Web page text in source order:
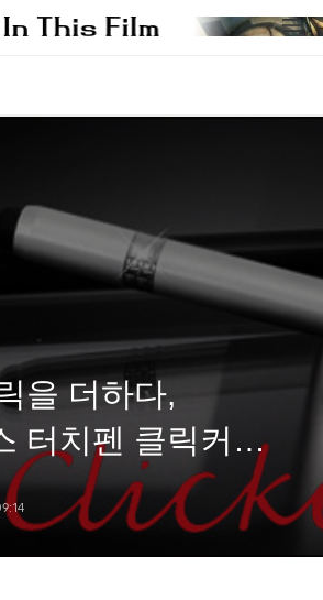
을 더하다,
터치펜 클릭커